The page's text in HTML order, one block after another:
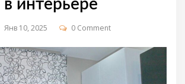
интерьере
Янв 10, 2025 0 Comment